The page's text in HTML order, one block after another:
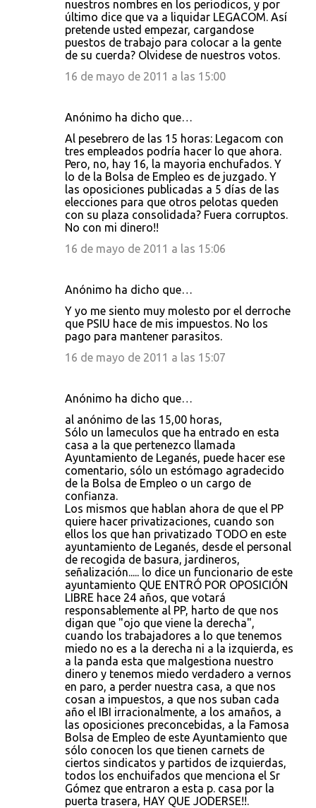
nuestros nombres en los periodicos, y por
último dice que va a liquidar LEGACOM. Así
pretende usted empezar, cargandose
puestos de trabajo para colocar a la gente
de su cuerda? Olvidese de nuestros votos.
16 de mayo de 2011 a las 15:00
Anónimo ha dicho que…
Al pesebrero de las 15 horas: Legacom con
tres empleados podría hacer lo que ahora.
Pero, no, hay 16, la mayoria enchufados. Y
lo de la Bolsa de Empleo es de juzgado. Y
las oposiciones publicadas a 5 días de las
elecciones para que otros pelotas queden
con su plaza consolidada? Fuera corruptos.
No con mi dinero!!
16 de mayo de 2011 a las 15:06
Anónimo ha dicho que…
Y yo me siento muy molesto por el derroche
que PSIU hace de mis impuestos. No los
pago para mantener parasitos.
16 de mayo de 2011 a las 15:07
Anónimo ha dicho que…
al anónimo de las 15,00 horas,
Sólo un lameculos que ha entrado en esta
casa a la que pertenezco llamada
Ayuntamiento de Leganés, puede hacer ese
comentario, sólo un estómago agradecido
de la Bolsa de Empleo o un cargo de
confianza.
Los mismos que hablan ahora de que el PP
quiere hacer privatizaciones, cuando son
ellos los que han privatizado TODO en este
ayuntamiento de Leganés, desde el personal
de recogida de basura, jardineros,
señalización..... lo dice un funcionario de este
ayuntamiento QUE ENTRÓ POR OPOSICIÓN
LIBRE hace 24 años, que votará
responsablemente al PP, harto de que nos
digan que "ojo que viene la derecha",
cuando los trabajadores a lo que tenemos
miedo no es a la derecha ni a la izquierda, es
a la panda esta que malgestiona nuestro
dinero y tenemos miedo verdadero a vernos
en paro, a perder nuestra casa, a que nos
cosan a impuestos, a que nos suban cada
año el IBI irracionalmente, a los amaños, a
las oposiciones preconcebidas, a la Famosa
Bolsa de Empleo de este Ayuntamiento que
sólo conocen los que tienen carnets de
ciertos sindicatos y partidos de izquierdas,
todos los enchuifados que menciona el Sr
Gómez que entraron a esta p. casa por la
puerta trasera, HAY QUE JODERSE!!.